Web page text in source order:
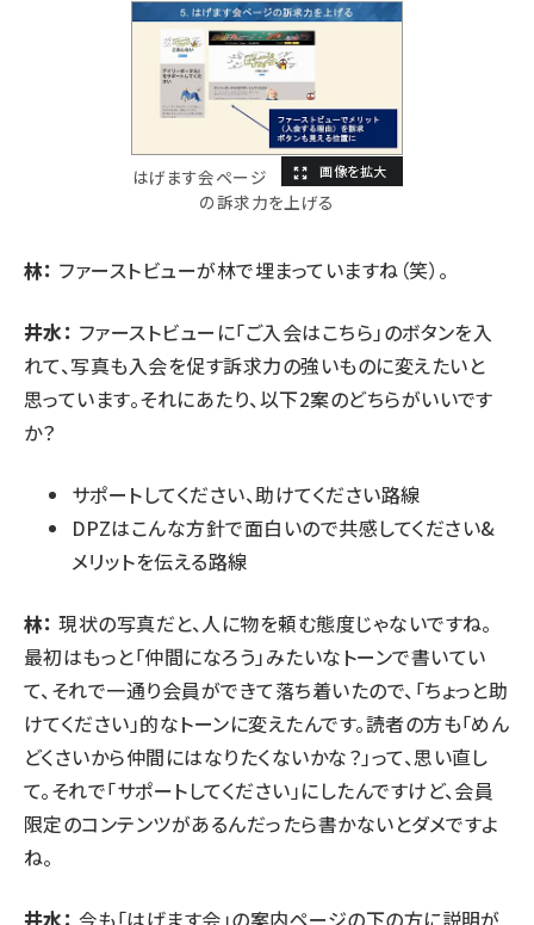
はげます会ページ
の訴求力を上げる
林： ファーストビューが林で埋まっていますね（笑）。
井水： ファーストビューに「ご入会はこちら」のボタンを入
れて、写真も入会を促す訴求力の強いものに変えたいと
思っています。それにあたり、以下2案のどちらがいいです
か？
サポートしてください、助けてください路線
DPZはこんな方針で面白いので共感してください&
メリットを伝える路線
林： 現状の写真だと、人に物を頼む態度じゃないですね。
最初はもっと「仲間になろう」みたいなトーンで書いてい
て、それで一通り会員ができて落ち着いたので、「ちょっと助
けてください」的なトーンに変えたんです。読者の方も「めん
どくさいから仲間にはなりたくないかな？」って、思い直し
て。それで「サポートしてください」にしたんですけど、会員
限定のコンテンツがあるんだったら書かないとダメですよ
ね。
井水： 今も「はげます会」の案内ページの下の方に説明が